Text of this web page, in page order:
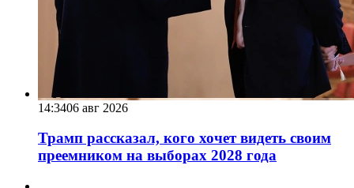
14:3406 авг 2026
Трамп рассказал, кого хочет видеть своим
преемником на выборах 2028 года